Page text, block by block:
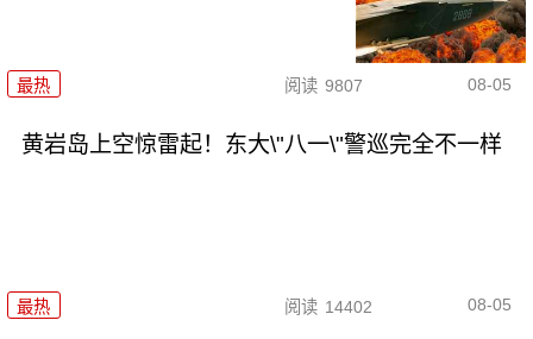
最热 阅读 9807 08-05
黄岩岛上空惊雷起！东大\"八一\"警巡完全不一样
最热 阅读 14402 08-05